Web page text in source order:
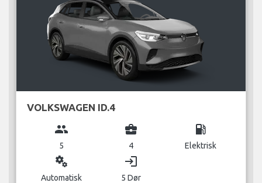
VOLKSWAGEN ID.4
group
5
business_center
4
local_gas_station
Elektrisk
miscellaneous_services
Automatisk
login
5 Dør